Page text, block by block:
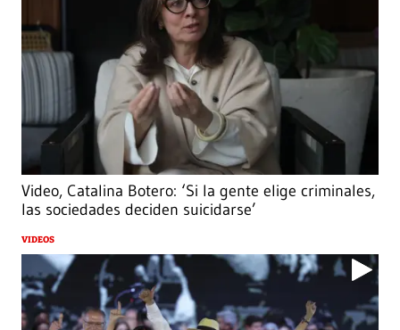
Video, Catalina Botero: ‘Si la gente elige criminales,
las sociedades deciden suicidarse’
VIDEOS